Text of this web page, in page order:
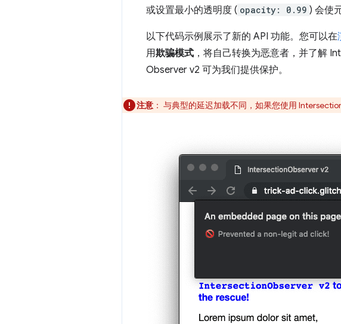
或设置最小的透明度 ( opacity: 0.99 ) 会使
以下代码示例展示了新的 API 功能。您可以在
用欺骗模式 ，将自己转换为恶意者，并了解
Observer v2 可为我们提供保护。
注意 ： 与典型的延迟加载不同，如果您使用